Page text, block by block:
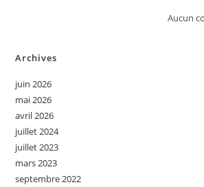
Aucun
Archives
juin 2026
mai 2026
avril 2026
juillet 2024
juillet 2023
mars 2023
septembre 2022